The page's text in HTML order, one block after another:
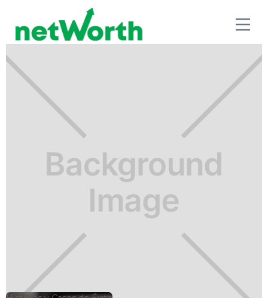
HISTORIAS Y CASOS DE ÉXITO